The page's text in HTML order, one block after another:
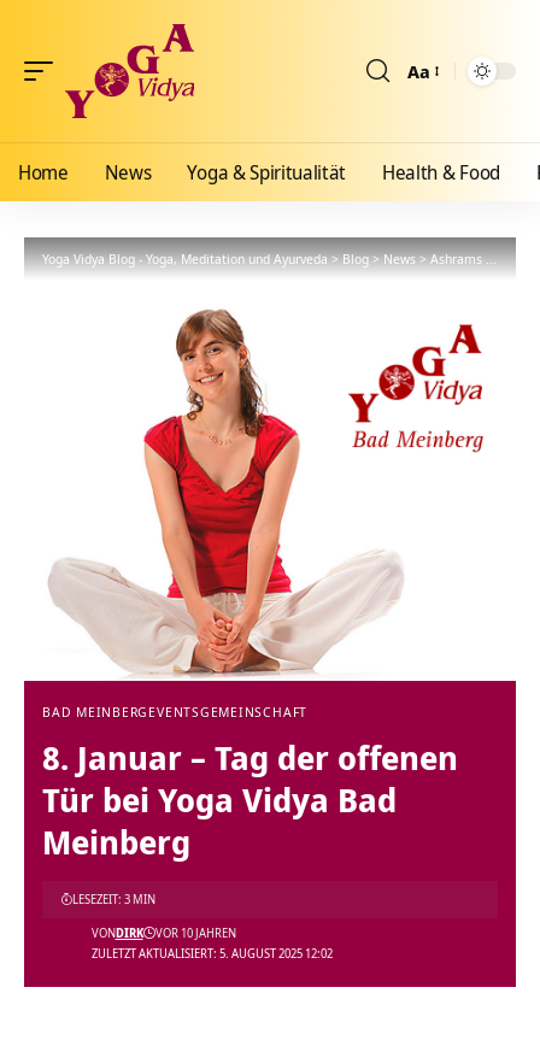
Aa
Home News Yoga & Spiritualität Health & Food
Yoga Vidya Blog - Yoga, Meditation und Ayurveda>Blog>News>Ashrams> Bad
BAD MEINBERG EVENTSGEMEINSCHAFT
8. Januar – Tag der offenen
Tür bei Yoga Vidya Bad
Meinberg
ZULETZT AKTUALISIERT: 5. AUGUST 2025 12:02
VONDIRK VOR 10 JAHREN
LESEZEIT: 3 MIN